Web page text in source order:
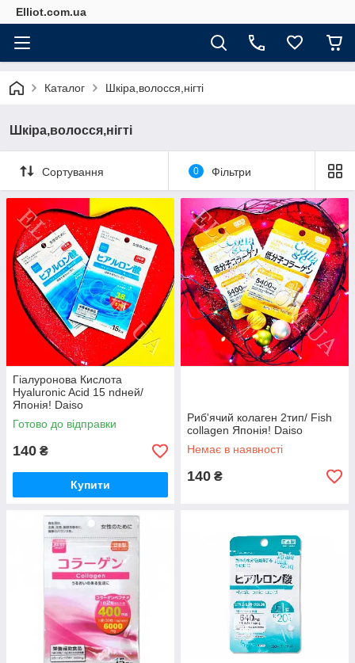
Elliot.com.ua
Каталог Шкіра,волосся,нігті
Шкіра,волосся,нігті
Сортування 0 Фільтри
Гіалуронова Кислота
Hyaluronic Acid 15 ndней/
Японія! Daiso
Готово до відправки
140 ₴
Купити
Риб'ячий колаген 2тип/ Fish
collagen Японія! Daiso
Немає в наявності
140 ₴